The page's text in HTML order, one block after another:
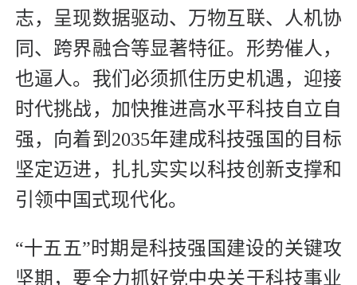
志，呈现数据驱动、万物互联、人机协
同、跨界融合等显著特征。形势催人，
也逼人。我们必须抓住历史机遇，迎接
时代挑战，加快推进高水平科技自立自
强，向着到2035年建成科技强国的目标
坚定迈进，扎扎实实以科技创新支撑和
引领中国式现代化。
“十五五”时期是科技强国建设的关键攻
坚期，要全力抓好党中央关于科技事业